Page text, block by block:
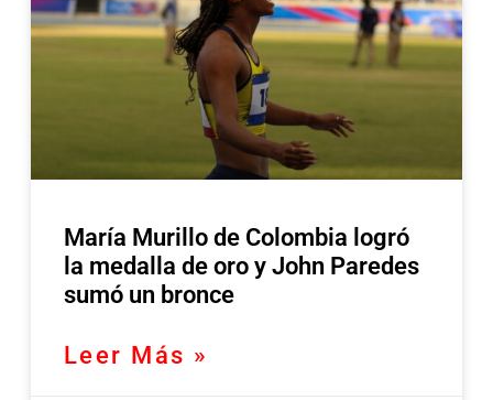
María Murillo de Colombia logró
la medalla de oro y John Paredes
sumó un bronce
Leer Más »